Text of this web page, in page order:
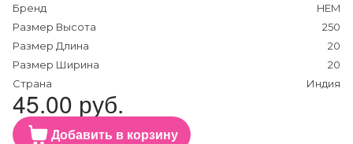
Бренд
HEM
Размер Высота
250
Размер Длина
20
Размер Ширина
20
Страна
Индия
45.00 руб.
Добавить в корзину